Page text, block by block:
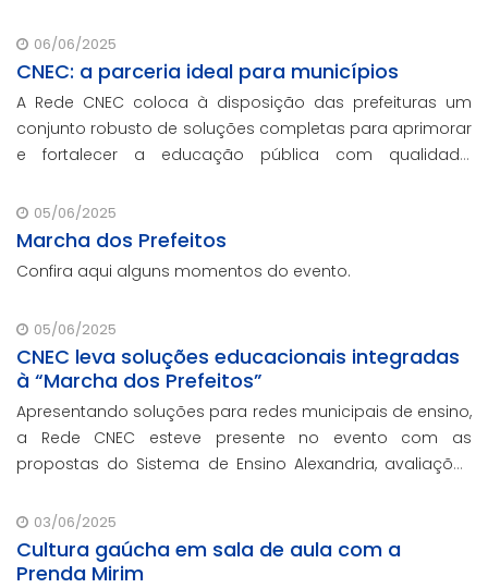
06/06/2025
CNEC: a parceria ideal para municípios
A Rede CNEC coloca à disposição das prefeituras um
conjunto robusto de soluções completas para aprimorar
e fortalecer a educação pública com qualidade,
que não participaram da Marcha dos Prefeito
05/06/2025
Marcha dos Prefeitos
Confira aqui alguns momentos do evento.
05/06/2025
CNEC leva soluções educacionais integradas
à “Marcha dos Prefeitos”
Apresentando soluções para redes municipais de ensino,
a Rede CNEC esteve presente no evento com as
propostas do Sistema de Ensino Alexandria, avaliações
escolar e parcerias com prefeituras durante ev
03/06/2025
Cultura gaúcha em sala de aula com a
Prenda Mirim